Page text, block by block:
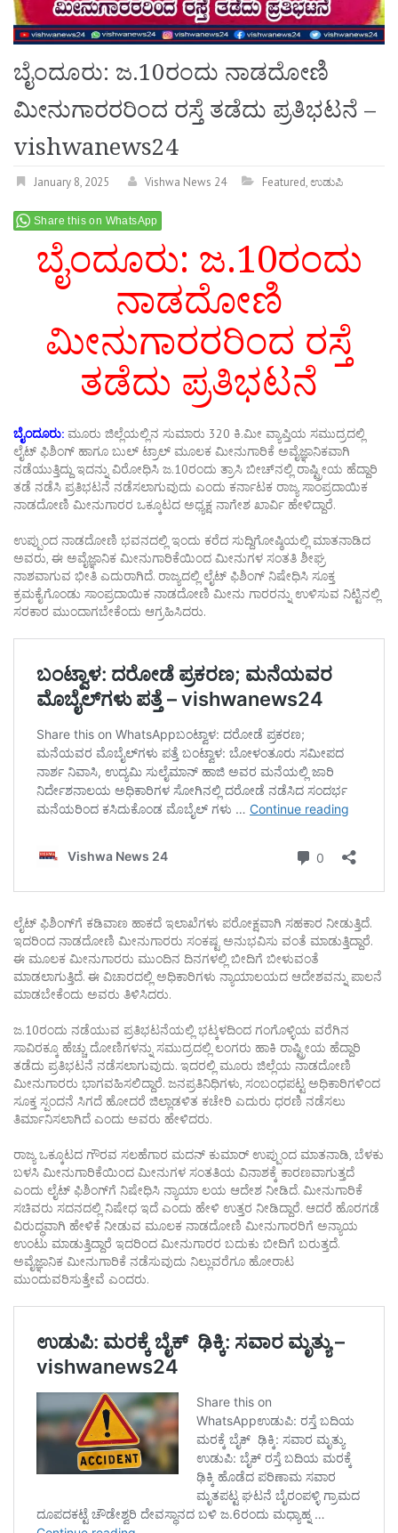
ಬೈಂದೂರು: ಜ.10ರಂದು ನಾಡದೋಣಿ
ಮೀನುಗಾರರರಿಂದ ರಸ್ತೆ ತಡೆದು ಪ್ರತಿಭಟನೆ –
vishwanews24
January 8, 2025 Vishwa News 24 Featured,ಉಡುಪಿ
Share this on WhatsApp
ಬೈಂದೂರು: ಜ.10ರಂದು
ನಾಡದೋಣಿ
ಮೀನುಗಾರರರಿಂದ ರಸ್ತೆ
ತಡೆದು ಪ್ರತಿಭಟನೆ
ಬೈಂದೂರು: ಮೂರು ಜಿಲ್ಲೆಯಲ್ಲಿನ ಸುಮಾರು 320 ಕಿ.ಮೀ ವ್ಯಾಪ್ತಿಯ ಸಮುದ್ರದಲ್ಲಿ
ಲೈಟ್ ಫಿಶಿಂಗ್ ಹಾಗೂ ಬುಲ್ ಟ್ರಾಲ್ ಮೂಲಕ ಮೀನುಗಾರಿಕೆ ಅವೈಜ್ಞಾನಿಕವಾಗಿ
ನಡೆಯುತ್ತಿದ್ದು ಇದನ್ನು ವಿರೋಧಿಸಿ ಜ.10ರಂದು ತ್ರಾಸಿ ಬೀಚ್‌ನಲ್ಲಿ ರಾಷ್ಟ್ರೀಯ ಹೆದ್ದಾರಿ
ತಡೆ ನಡೆಸಿ ಪ್ರತಿಭಟನೆ ನಡೆಸಲಾಗುವುದು ಎಂದು ಕರ್ನಾಟಕ ರಾಜ್ಯ ಸಾಂಪ್ರದಾಯಿಕ
ನಾಡದೋಣಿ ಮೀನುಗಾರರ ಒಕ್ಕೂಟದ ಅಧ್ಯಕ್ಷ ನಾಗೇಶ ಖಾರ್ವಿ ಹೇಳಿದ್ದಾರೆ.
ಉಪ್ಪುಂದ ನಾಡದೋಣಿ ಭವನದಲ್ಲಿ ಇಂದು ಕರೆದ ಸುದ್ದಿಗೋಷ್ಠಿಯಲ್ಲಿ ಮಾತನಾಡಿದ
ಅವರು, ಈ ಅವೈಜ್ಞಾನಿಕ ಮೀನುಗಾರಿಕೆಯಿಂದ ಮೀನುಗಳ ಸಂತತಿ ಶೀಘ್ರ
ನಾಶವಾಗುವ ಭೀತಿ ಎದುರಾಗಿದೆ. ರಾಜ್ಯದಲ್ಲಿ ಲೈಟ್ ಫಿಶಿಂಗ್ ನಿಷೇಧಿಸಿ ಸೂಕ್ತ
ಕ್ರಮಕೈಗೊಂಡು ಸಾಂಪ್ರದಾಯಿಕ ನಾಡದೋಣಿ ಮೀನು ಗಾರರನ್ನು ಉಳಿಸುವ ನಿಟ್ಟಿನಲ್ಲಿ
ಸರಕಾರ ಮುಂದಾಗಬೇಕೆಂದು ಆಗ್ರಹಿಸಿದರು.
ಲೈಟ್ ಫಿಶಿಂಗ್‌ಗೆ ಕಡಿವಾಣ ಹಾಕದೆ ಇಲಾಖೆಗಳು ಪರೋಕ್ಷವಾಗಿ ಸಹಕಾರ ನೀಡುತ್ತಿದೆ.
ಇದರಿಂದ ನಾಡದೋಣಿ ಮೀನುಗಾರರು ಸಂಕಷ್ಟ ಅನುಭವಿಸು ವಂತೆ ಮಾಡುತ್ತಿದ್ದಾರೆ.
ಈ ಮೂಲಕ ಮೀನುಗಾರರು ಮುಂದಿನ ದಿನಗಳಲ್ಲಿ ಬೀದಿಗೆ ಬೀಳುವಂತೆ
ಮಾಡಲಾಗುತ್ತಿದೆ. ಈ ವಿಚಾರದಲ್ಲಿ ಅಧಿಕಾರಿಗಳು ನ್ಯಾಯಾಲಯದ ಆದೇಶವನ್ನು ಪಾಲನೆ
ಮಾಡಬೇಕೆಂದು ಅವರು ತಿಳಿಸಿದರು.
ಜ.10ರಂದು ನಡೆಯುವ ಪ್ರತಿಭಟನೆಯಲ್ಲಿ ಭಟ್ಕಳದಿಂದ ಗಂಗೊಳ್ಳಿಯ ವರೆಗಿನ
ಸಾವಿರಕ್ಕೂ ಹೆಚ್ಚು ದೋಣಿಗಳನ್ನು ಸಮುದ್ರದಲ್ಲಿ ಲಂಗರು ಹಾಕಿ ರಾಷ್ಟ್ರೀಯ ಹೆದ್ದಾರಿ
ತಡೆದು ಪ್ರತಿಭಟನೆ ನಡೆಸಲಾಗುವುದು. ಇದರಲ್ಲಿ ಮೂರು ಜಿಲ್ಲೆಯ ನಾಡದೋಣಿ
ಮೀನುಗಾರರು ಭಾಗವಹಿಸಲಿದ್ದಾರೆ. ಜನಪ್ರತಿನಿಧಿಗಳು, ಸಂಬಂಧಪಟ್ಟ ಅಧಿಕಾರಿಗಳಿಂದ
ಸೂಕ್ತ ಸ್ಪಂದನೆ ಸಿಗದೆ ಹೋದರೆ ಜಿಲ್ಲಾಡಳಿತ ಕಚೇರಿ ಎದುರು ಧರಣಿ ನಡೆಸಲು
ತಿರ್ಮಾನಿಸಲಾಗಿದೆ ಎಂದು ಅವರು ಹೇಳಿದರು.
ರಾಜ್ಯ ಒಕ್ಕೂಟದ ಗೌರವ ಸಲಹೆಗಾರ ಮದನ್ ಕುಮಾರ್ ಉಪ್ಪುಂದ ಮಾತನಾಡಿ, ಬೆಳಕು
ಬಳಸಿ ಮೀನುಗಾರಿಕೆಯಿಂದ ಮೀನುಗಳ ಸಂತತಿಯ ವಿನಾಶಕ್ಕೆ ಕಾರಣವಾಗುತ್ತದೆ
ಎಂದು ಲೈಟ್ ಫಿಶಿಂಗ್‌ಗೆ ನಿಷೇಧಿಸಿ ನ್ಯಾಯಾ ಲಯ ಆದೇಶ ನೀಡಿದೆ. ಮೀನುಗಾರಿಕೆ
ಸಚಿವರು ಸದನದಲ್ಲಿ ನಿಷೇಧ ಇದೆ ಎಂದು ಹೇಳಿ ಉತ್ತರ ನೀಡಿದ್ದಾರೆ. ಆದರೆ ಹೊರಗಡೆ
ವಿರುದ್ಧವಾಗಿ ಹೇಳಿಕೆ ನೀಡುವ ಮೂಲಕ ನಾಡದೋಣಿ ಮೀನುಗಾರರಿಗೆ ಅನ್ಯಾಯ
ಉಂಟು ಮಾಡುತ್ತಿದ್ದಾರೆ ಇದರಿಂದ ಮೀನುಗಾರರ ಬದುಕು ಬೀದಿಗೆ ಬರುತ್ತದೆ.
ಅವೈಜ್ಞಾನಿಕ ಮೀನುಗಾರಿಕೆ ನಡೆಸುವುದು ನಿಲ್ಲುವರೆಗೂ ಹೋರಾಟ
ಮುಂದುವರಿಸುತ್ತೇವೆ ಎಂದರು.